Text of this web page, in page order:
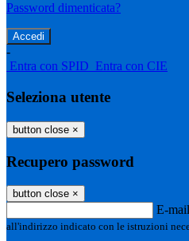
Password dimenticata?
-
Entra con SPID Entra con CIE
Seleziona utente
button close ×
Recupero password
button close ×
E-mail
all'indirizzo indicato con le istruzioni